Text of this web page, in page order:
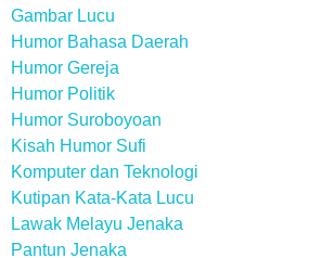
Gambar Lucu
Humor Bahasa Daerah
Humor Gereja
Humor Politik
Humor Suroboyoan
Kisah Humor Sufi
Komputer dan Teknologi
Kutipan Kata-Kata Lucu
Lawak Melayu Jenaka
Pantun Jenaka